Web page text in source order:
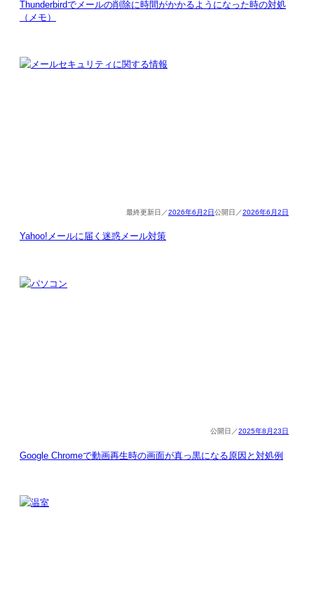
Thunderbirdでメールの削除に時間がかかるようになった時の対処
（メモ）
2026年6月2日 2026年6月2日
Yahoo!メールに届く迷惑メール対策
2025年8月23日
Google Chromeで動画再生時の画面が真っ黒になる原因と対処例